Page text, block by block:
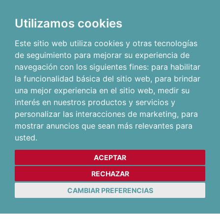
Utilizamos cookies
Este sitio web utiliza cookies y otras tecnologías
de seguimiento para mejorar su experiencia de
navegación con los siguientes fines: para habilitar
la funcionalidad básica del sitio web, para brindar
una mejor experiencia en el sitio web, medir su
interés en nuestros productos y servicios y
personalizar las interacciones de marketing, para
mostrar anuncios que sean más relevantes para
usted.
ACEPTAR
RECHAZAR
CAMBIAR PREFERENCIAS